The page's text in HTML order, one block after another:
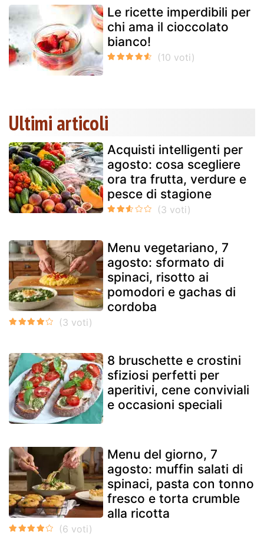
Le ricette imperdibili per
chi ama il cioccolato
bianco!
Ultimi articoli
Acquisti intelligenti per
agosto: cosa scegliere
ora tra frutta, verdure e
pesce di stagione
Menu vegetariano, 7
agosto: sformato di
spinaci, risotto ai
pomodori e gachas di
cordoba
8 bruschette e crostini
sfiziosi perfetti per
aperitivi, cene conviviali
e occasioni speciali
Menu del giorno, 7
agosto: muffin salati di
spinaci, pasta con tonno
fresco e torta crumble
alla ricotta